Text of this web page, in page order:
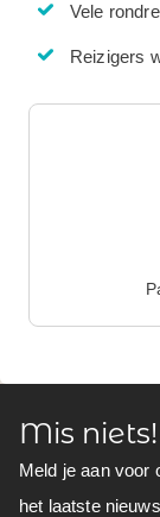
Vele
Reizigers
Mis niets!
Meld je aan voor
het laatste